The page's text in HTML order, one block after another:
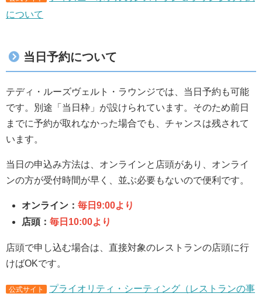
について
当日予約について
テディ・ルーズヴェルト・ラウンジでは、当日予約も可能
です。別途「当日枠」が設けられています。そのため前日
までに予約が取れなかった場合でも、チャンスは残されて
います。
当日の申込み方法は、オンラインと店頭があり、オンライ
ンの方が受付時間が早く、並ぶ必要もないので便利です。
オンライン：毎日9:00より
店頭：毎日10:00より
店頭で申し込む場合は、直接対象のレストランの店頭に行
けばOKです。
公式サイト
プライオリティ・シーティング（レストランの事